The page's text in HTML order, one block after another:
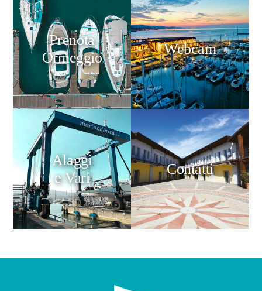
Prenota
Ormeggio
Webcam
Alaggi
e Vari
Contatti